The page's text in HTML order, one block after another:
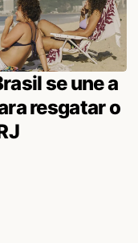
se une a
resgatar o